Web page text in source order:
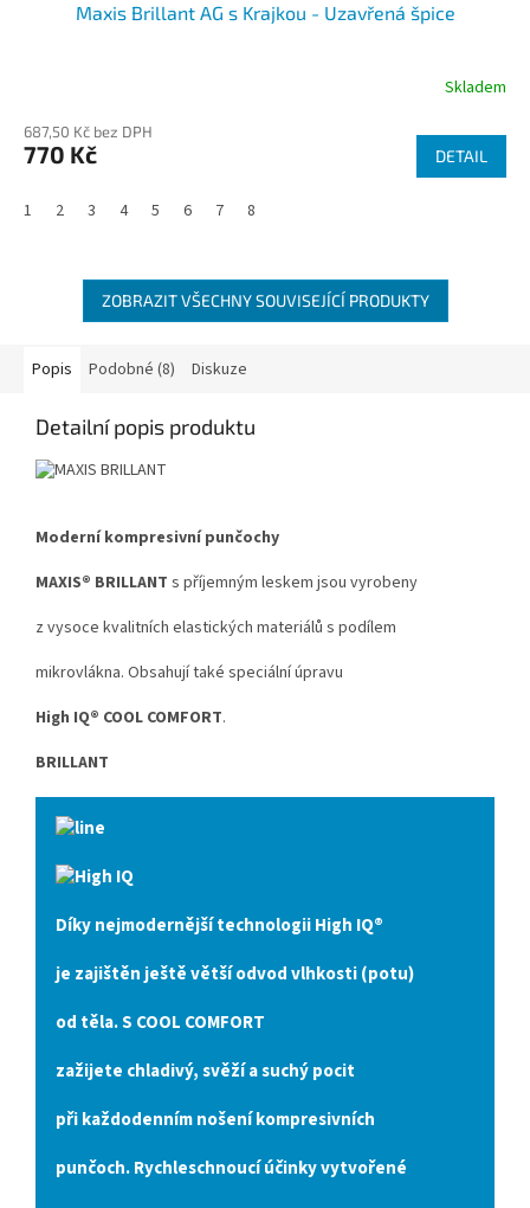
Maxis Brillant AG s Krajkou - Uzavřená špice
Skladem
687,50 Kč bez DPH
770 Kč DETAIL
1 2 3 4 5 6 7 8
ZOBRAZIT VŠECHNY SOUVISEJÍCÍ PRODUKTY
Popis Podobné (8) Diskuze
Detailní popis produktu
Moderní kompresivní punčochy
MAXIS® BRILLANT s příjemným leskem jsou vyrobeny
z vysoce kvalitních elastických materiálů s podílem
mikrovlákna. Obsahují také speciální úpravu
High IQ® COOL COMFORT.
BRILLANT
Díky nejmodernější technologiiHigh IQ®
je zajištěn ještě větší odvod vlhkosti (potu)
od těla. S COOL COMFORT
zažijete chladivý, svěží a suchý pocit
při každodenním nošení kompresivních
punčoch. Rychleschnoucí účinky vytvořené